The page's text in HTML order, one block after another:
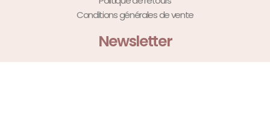
Conditions générales de vente
Newsletter